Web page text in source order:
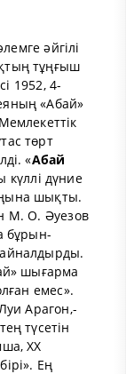
әйгілі
тұңғыш
1952, 4-
«Абай»
төрт
«Абай
күллі дүние
шықты.
М. О. Әуезов
бұрын-
шығарма
емес».
Арагон,-
түсетін
XX
Ең